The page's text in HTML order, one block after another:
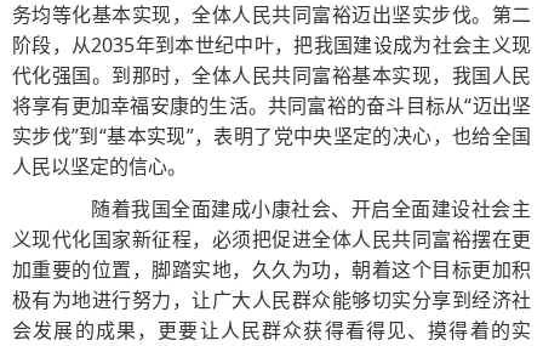
务均等化基本实现，全体人民共同富裕迈出坚实步伐。第二
阶段，从2035年到本世纪中叶，把我国建设成为社会主义现
代化强国。到那时，全体人民共同富裕基本实现，我国人民
将享有更加幸福安康的生活。共同富裕的奋斗目标从“迈出坚
实步伐”到“基本实现”，表明了党中央坚定的决心，也给全国
人民以坚定的信心。
随着我国全面建成小康社会、开启全面建设社会主
义现代化国家新征程，必须把促进全体人民共同富裕摆在更
加重要的位置，脚踏实地，久久为功，朝着这个目标更加积
极有为地进行努力，让广大人民群众能够切实分享到经济社
会发展的成果，更要让人民群众获得看得见、摸得着的实